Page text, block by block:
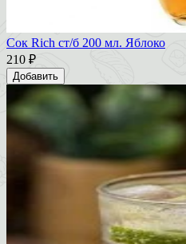
Сок Rich ст/б 200 мл. Яблоко
210 ₽
Добавить